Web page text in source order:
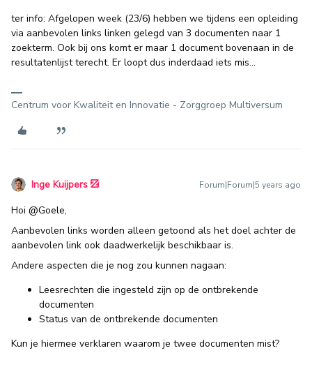
ter info: Afgelopen week (23/6) hebben we tijdens een opleiding
via aanbevolen links linken gelegd van 3 documenten naar 1
zoekterm. Ook bij ons komt er maar 1 document bovenaan in de
resultatenlijst terecht. Er loopt dus inderdaad iets mis...
Centrum voor Kwaliteit en Innovatie - Zorggroep Multiversum
Inge Kuijpers Forum|Forum|5 years ago
Hoi @Goele,
Aanbevolen links worden alleen getoond als het doel achter de
aanbevolen link ook daadwerkelijk beschikbaar is.
Andere aspecten die je nog zou kunnen nagaan:
Leesrechten die ingesteld zijn op de ontbrekende
documenten
Status van de ontbrekende documenten
Kun je hiermee verklaren waarom je twee documenten mist?